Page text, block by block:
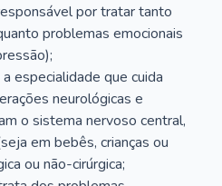
por tratar tanto
problemas emocionais
especialidade que cuida
neurológicas e
o sistema nervoso central,
em bebês, crianças ou
ou não-cirúrgica;